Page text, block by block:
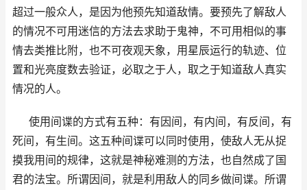
超过一般众人，是因为他预先知道敌情。要预先了解敌人
的情况不可用迷信的方法去求助于鬼神，不可用相似的事
情去类推比附，也不可夜观天象，用星辰运行的轨迹、位
置和光亮度数去验证，必取之于人，取之于知道敌人真实
情况的人。
使用间谍的方式有五种：有因间，有内间，有反间，有
死间，有生间。这五种间谍可以同时使用，使敌人无从捉
摸我用间的规律，这就是神秘难测的方法，也自然成了国
君的法宝。所谓因间，就是利用敌人的同乡做间谍。所谓